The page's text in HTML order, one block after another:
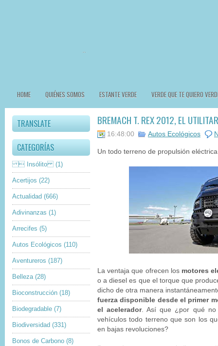
HOME QUIÉNES SOMOS ESTANTE VERDE VERDE QUE TE QUIERO
TRANSLATE
CATEGORÍAS
 Insólito (1)
Acertijos (22)
Actualidad (666)
Adivinanzas (1)
Arrecifes (5)
Autos Ecológicos (110)
Aventureros (187)
Belleza (28)
Bioconstrucción (18)
Biodegradable (7)
Biodiversidad (331)
Bonos de Carbono (8)
BREMACH T. REX 2012, EL
16:48:00 Autos Ecológicos
Un todo terreno de propulsión
La ventaja que ofrecen los motores
o a diesel es que el torque que
dicho de otra manera
fuerza disponible desde el primer
el acelerador. Así que ¿por qué no
vehículos todo terreno que son los
en bajas revoluciones?